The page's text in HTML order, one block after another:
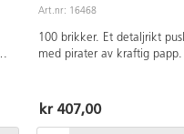
Art.nr: 16468
100 brikker. Et detaljrikt
med pirater av kraftig papp.
kr 407,00